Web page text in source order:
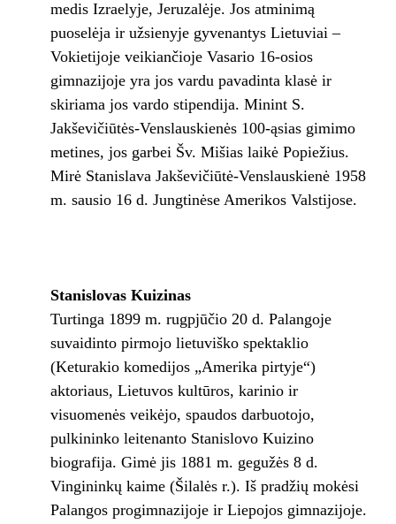
medis Izraelyje, Jeruzalėje. Jos atminimą
puoselėja ir užsienyje gyvenantys Lietuviai –
Vokietijoje veikiančioje Vasario 16-osios
gimnazijoje yra jos vardu pavadinta klasė ir
skiriama jos vardo stipendija. Minint S.
Jakševičiūtės-Venslauskienės 100-ąsias gimimo
metines, jos garbei Šv. Mišias laikė Popiežius.
Mirė Stanislava Jakševičiūtė-Venslauskienė 1958
m. sausio 16 d. Jungtinėse Amerikos Valstijose.
Stanislovas Kuizinas
Turtinga 1899 m. rugpjūčio 20 d. Palangoje
suvaidinto pirmojo lietuviško spektaklio
(Keturakio komedijos „Amerika pirtyje“)
aktoriaus, Lietuvos kultūros, karinio ir
visuomenės veikėjo, spaudos darbuotojo,
pulkininko leitenanto Stanislovo Kuizino
biografija. Gimė jis 1881 m. gegužės 8 d.
Vingininkų kaime (Šilalės r.). Iš pradžių mokėsi
Palangos progimnazijoje ir Liepojos gimnazijoje.